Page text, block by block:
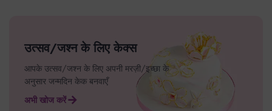
उत्सव/जश्न के लिए केक्स
आपके उत्सव/जश्न के लिए अपनी मरज़ी/इच्छा के
अनुसार जन्मदिन केक बनवाएँ
अभी खोज करें